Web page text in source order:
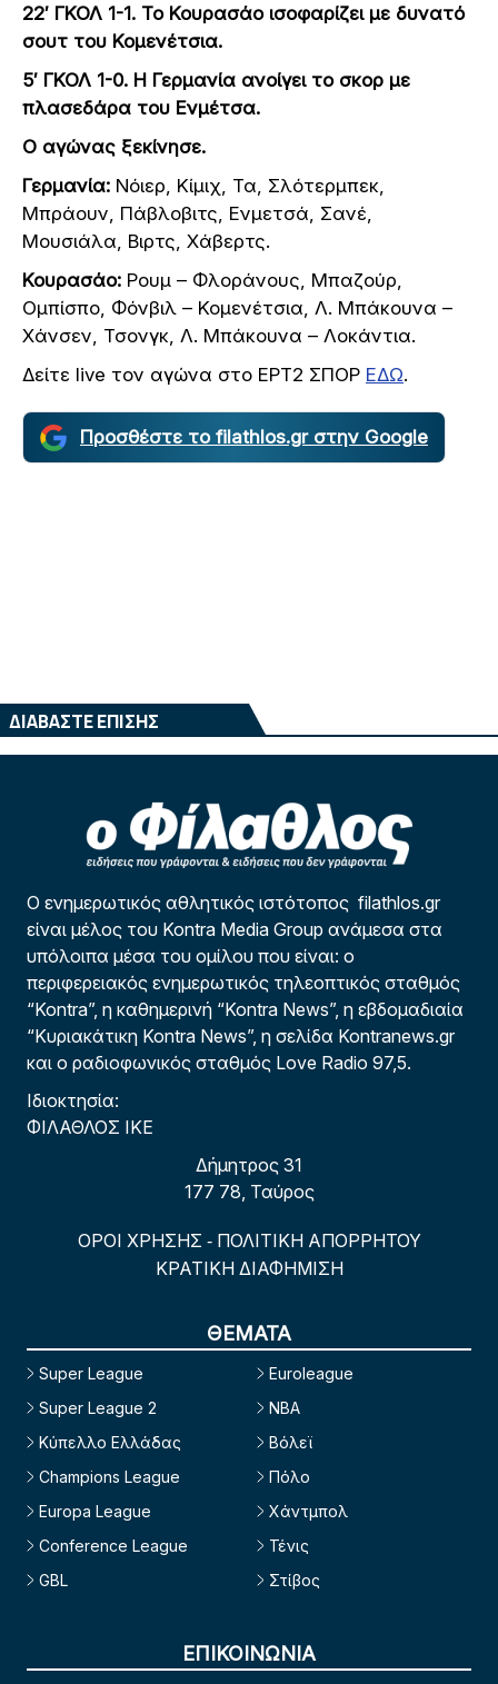
22′ ΓΚΟΛ 1-1. Το Κουρασάο ισοφαρίζει με δυνατό
σουτ του Κομενέτσια.
5′ ΓΚΟΛ 1-0. Η Γερμανία ανοίγει το σκορ με
πλασεδάρα του Ενμέτσα.
Ο αγώνας ξεκίνησε.
Γερμανία: Νόιερ, Κίμιχ, Τα, Σλότερμπεκ,
Μπράουν, Πάβλοβιτς, Ενμετσά, Σανέ,
Μουσιάλα, Βιρτς, Χάβερτς.
Κουρασάο: Ρουμ – Φλοράνους, Μπαζούρ,
Ομπίσπο, Φόνβιλ – Κομενέτσια, Λ. Μπάκουνα –
Χάνσεν, Τσονγκ, Λ. Μπάκουνα – Λοκάντια.
Δείτε live τον αγώνα στο ΕΡΤ2 ΣΠΟΡ ΕΔΩ.
Προσθέστε το filathlos.gr στην Google
ΔΙΑΒΑΣΤΕ ΕΠΙΣΗΣ
Ο ενημερωτικός αθλητικός ιστότοπος filathlos.gr
είναι μέλος του Kontra Media Group ανάμεσα στα
υπόλοιπα μέσα του ομίλου που είναι: ο
περιφερειακός ενημερωτικός τηλεοπτικός σταθμός
“Kontra”, η καθημερινή “Kontra News”, η εβδομαδιαία
“Κυριακάτικη Kontra News”, η σελίδα Kontranews.gr
και ο ραδιοφωνικός σταθμός Love Radio 97,5.
Ιδιοκτησία:
ΦΙΛΑΘΛΟΣ ΙΚΕ
Δήμητρος 31
177 78, Ταύρος
ΟΡΟΙ ΧΡΗΣΗΣ - ΠΟΛΙΤΙΚΗ ΑΠΟΡΡΗΤΟΥ
ΚΡΑΤΙΚΗ ΔΙΑΦΗΜΙΣΗ
ΘΕΜΑΤΑ
Super League
Super League 2
Κύπελλο Ελλάδας
Champions League
Europa League
Conference League
GBL
Euroleague
NBA
Βόλεϊ
Πόλο
Χάντμπολ
Τένις
Στίβος
ΕΠΙΚΟΙΝΩΝΙΑ